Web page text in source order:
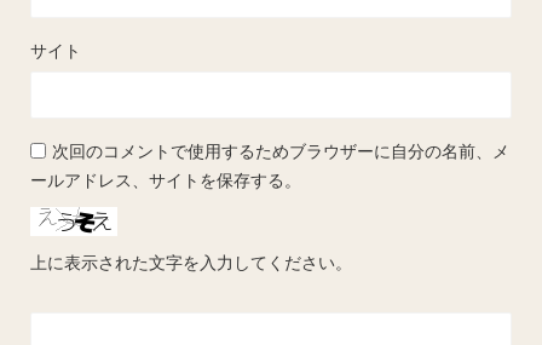
サイト
次回のコメントで使用するためブラウザーに自分の名前、メ
ールアドレス、サイトを保存する。
上に表示された文字を入力してください。